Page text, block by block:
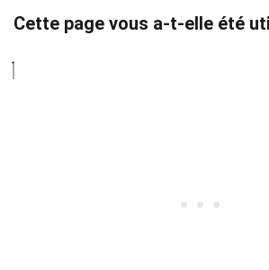
Cette page vous a-t-elle été